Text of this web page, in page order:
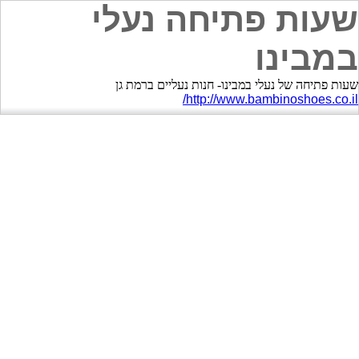
שעות פתיחה נעלי
במבינו
שעות פתיחה של נעלי במבינו- חנות נעליים ברמת גן
http://www.bambinoshoes.co.il/